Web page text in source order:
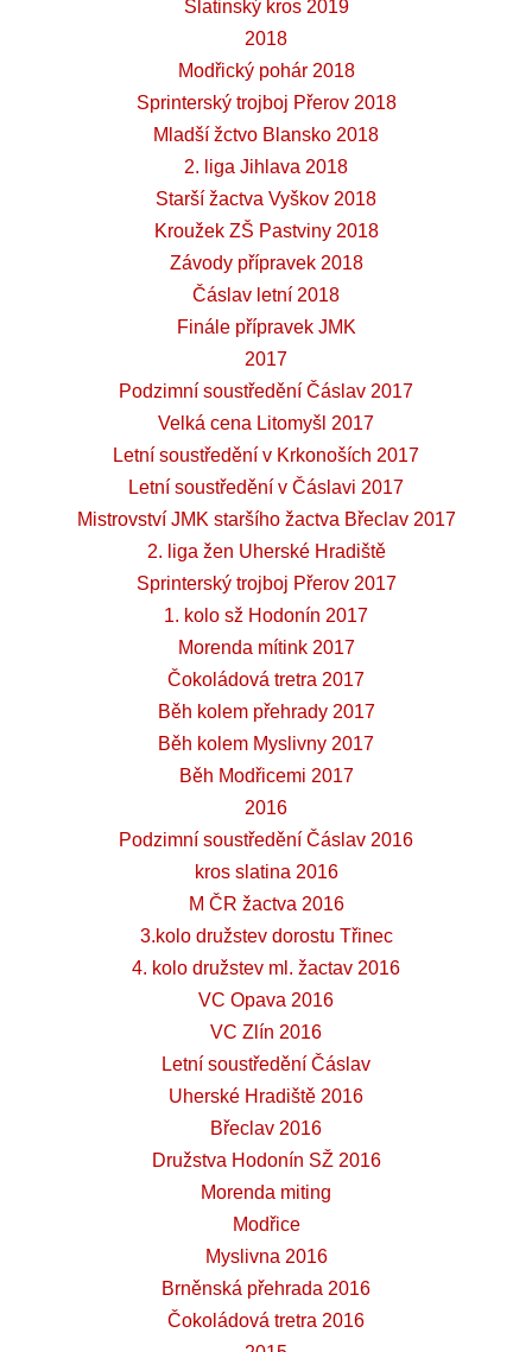
Slatinský kros 2019
2018
Modřický pohár 2018
Sprinterský trojboj Přerov 2018
Mladší žctvo Blansko 2018
2. liga Jihlava 2018
Starší žactva Vyškov 2018
Kroužek ZŠ Pastviny 2018
Závody přípravek 2018
Čáslav letní 2018
Finále přípravek JMK
2017
Podzimní soustředění Čáslav 2017
Velká cena Litomyšl 2017
Letní soustředění v Krkonoších 2017
Letní soustředění v Čáslavi 2017
Mistrovství JMK staršího žactva Břeclav 2017
2. liga žen Uherské Hradiště
Sprinterský trojboj Přerov 2017
1. kolo sž Hodonín 2017
Morenda mítink 2017
Čokoládová tretra 2017
Běh kolem přehrady 2017
Běh kolem Myslivny 2017
Běh Modřicemi 2017
2016
Podzimní soustředění Čáslav 2016
kros slatina 2016
M ČR žactva 2016
3.kolo družstev dorostu Třinec
4. kolo družstev ml. žactav 2016
VC Opava 2016
VC Zlín 2016
Letní soustředění Čáslav
Uherské Hradiště 2016
Břeclav 2016
Družstva Hodonín SŽ 2016
Morenda miting
Modřice
Myslivna 2016
Brněnská přehrada 2016
Čokoládová tretra 2016